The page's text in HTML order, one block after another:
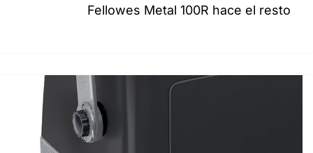
Fellowes Metal 100R hace el resto